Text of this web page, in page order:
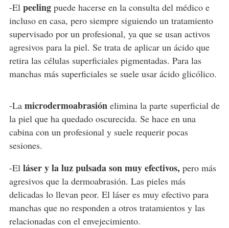
-El peelingpuede hacerse en la consulta del médico e
incluso en casa, pero siempre siguiendo un tratamiento
supervisado por un profesional, ya que se usan activos
agresivos para la piel. Se trata de aplicar un ácido que
retira las células superficiales pigmentadas. Para las
manchas más superficiales se suele usar ácido glicólico.
-La microdermoabrasiónelimina la parte superficial de
la piel que ha quedado oscurecida. Se hace en una
cabina con un profesional y suele requerir pocas
sesiones.
-Elláser y la luz pulsada son muy efectivos, pero más
agresivos que la dermoabrasión. Las pieles más
delicadas lo llevan peor. El láser es muy efectivo para
manchas que no responden a otros tratamientos y las
relacionadas con el envejecimiento.